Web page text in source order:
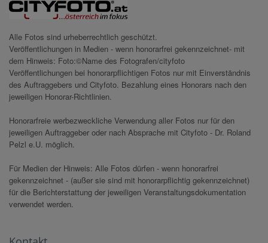
Alle Fotos sind urheberrechtlich geschützt.
Veröffentlichungen in Medien - wenn honorarfrei gekennzeichnet- mit
dem Hinweis: Foto:©Name des Fotografen/cityfoto
Veröffentlichungen bei honorarpflichtigen Fotos nur mit Einverständnis
des Auftraggebers und Cityfoto. Bezahlung eines Honorars nach den
jeweiligen Honorar-Richtlinien.
Honorarfreie werbezweckliche Verwendung aller Fotos nur für den
jeweiligen Auftraggeber oder nach Absprache mit Cityfoto - Dr. Roland
Pelzl e.U. möglich.
Für Medien der Hinweis: Alle Fotos dürfen - wenn honorarfrei
gekennzeichnet - (außer sie sind mit honorarpflichtig gekennzeichnet)
für die Berichterstattung der jeweiligen Veranstaltungsdokumentation
verwendet werden.